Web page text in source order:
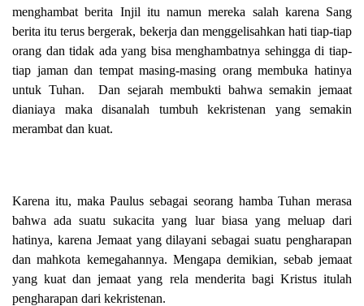
menghambat berita Injil itu namun mereka salah karena Sang
berita itu terus bergerak, bekerja dan menggelisahkan hati tiap-tiap
orang dan tidak ada yang bisa menghambatnya sehingga di tiap-
tiap jaman dan tempat masing-masing orang membuka hatinya
untuk Tuhan. Dan sejarah membukti bahwa semakin jemaat
dianiaya maka disanalah tumbuh kekristenan yang semakin
merambat dan kuat.
Karena itu, maka Paulus sebagai seorang hamba Tuhan merasa
bahwa ada suatu sukacita yang luar biasa yang meluap dari
hatinya, karena Jemaat yang dilayani sebagai suatu pengharapan
dan mahkota kemegahannya. Mengapa demikian, sebab jemaat
yang kuat dan jemaat yang rela menderita bagi Kristus itulah
pengharapan dari kekristenan.